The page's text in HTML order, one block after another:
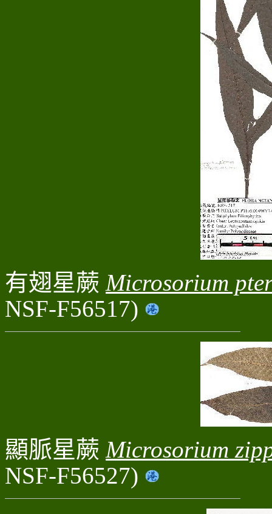
有翅星蕨 Microsorium
NSF-F56517)
顯脈星蕨 Microsorium
NSF-F56527)